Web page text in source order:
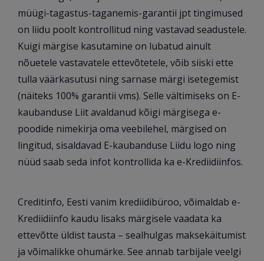
müügi-tagastus-taganemis-garantii jpt tingimused
on liidu poolt kontrollitud ning vastavad seadustele.
Kuigi märgise kasutamine on lubatud ainult
nõuetele vastavatele ettevõtetele, võib siiski ette
tulla väärkasutusi ning sarnase märgi isetegemist
(näiteks 100% garantii vms). Selle vältimiseks on E-
kaubanduse Liit avaldanud kõigi märgisega e-
poodide nimekirja oma veebilehel, märgised on
lingitud, sisaldavad E-kaubanduse Liidu logo ning
nüüd saab seda infot kontrollida ka e-Krediidiinfos.
Creditinfo, Eesti vanim krediidibüroo, võimaldab e-
Krediidiinfo kaudu lisaks märgisele vaadata ka
ettevõtte üldist tausta – sealhulgas maksekäitumist
ja võimalikke ohumärke. See annab tarbijale veelgi